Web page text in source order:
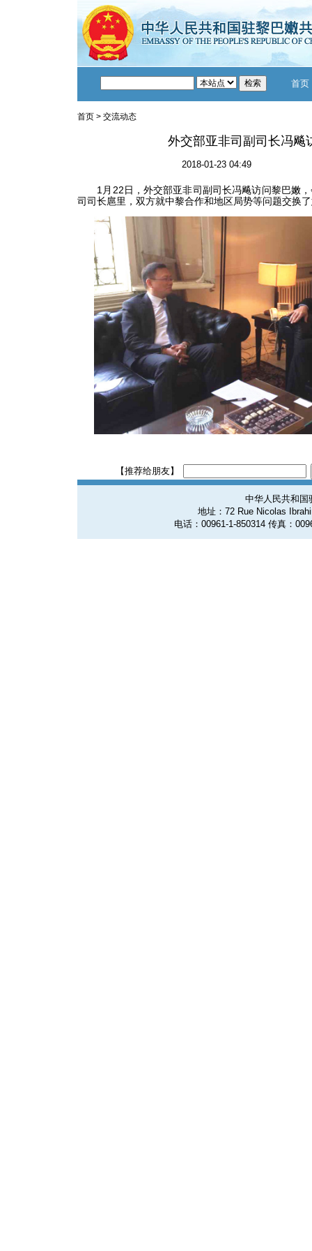
首页
首页 > 交流动态
外交部亚非司副司长冯飚
2018-01-23 04:49
1月22日，外交部亚非司副司长冯飚访问黎巴嫩，
司司长扈里，双方就中黎合作和地区局势等问题交换
【推荐给朋友】
中华人民共和国
地址：72 Rue Nicolas
电话：00961-1-850314 传真：